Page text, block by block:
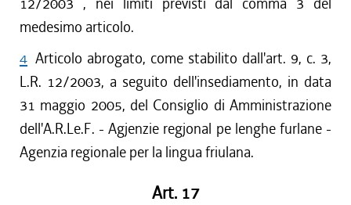
medesimo articolo.
4 Articolo abrogato, come stabilito dall'art. 9, c. 3,
L.R. 12/2003, a seguito dell'insediamento, in data
31 maggio 2005, del Consiglio di Amministrazione
dell'A.R.Le.F. - Agjenzie regjonal pe lenghe furlane -
Agenzia regionale per la lingua friulana.
Art. 17